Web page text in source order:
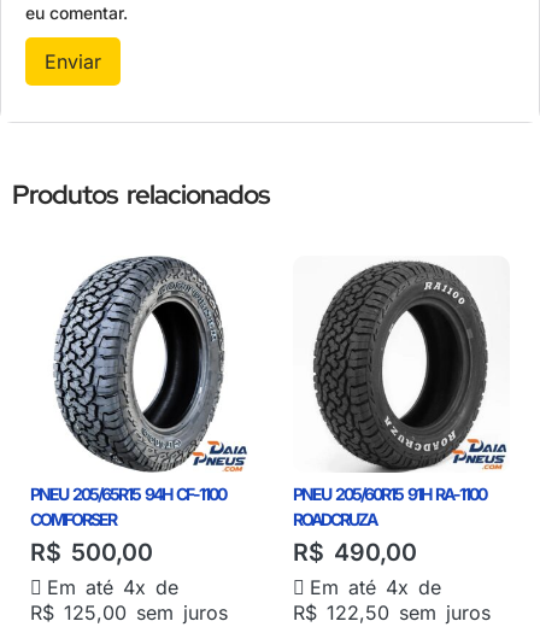
eu comentar.
Produtos relacionados
PNEU 205/65R15 94H CF-1100
COMFORSER
R$ 500,00
Em até 4x de
R$ 125,00 sem juros
PNEU 205/60R15 91H RA-1100
ROADCRUZA
R$ 490,00
Em até 4x de
R$122,50 sem juros